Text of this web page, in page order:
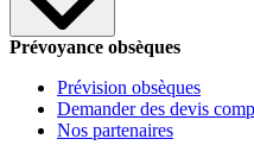
Prévoyance obsèques
Prévision obsèques
Demander des devis
Nos partenaires